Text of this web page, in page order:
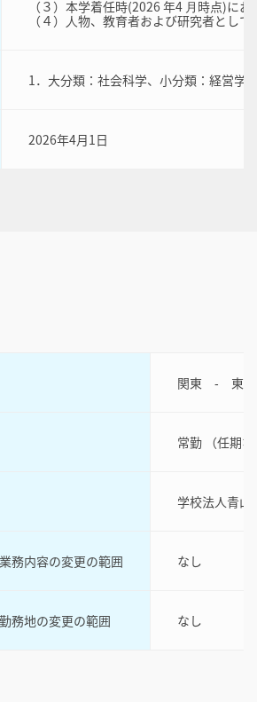
（３）本学着任時(2026 年4 ⽉時点)に
（４）⼈物、教育者および研究者とし
1．大分類：社会科学、小分類：経営学
2026年4月1日
関東 ‐ 東
常勤 （任期
学校法人青山
務内容の変更の範囲 なし
務地の変更の範囲 なし